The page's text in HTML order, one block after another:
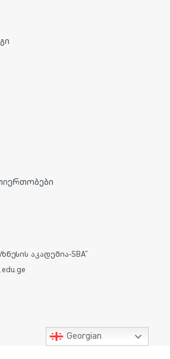
აკადემია-SBA"
Georgian